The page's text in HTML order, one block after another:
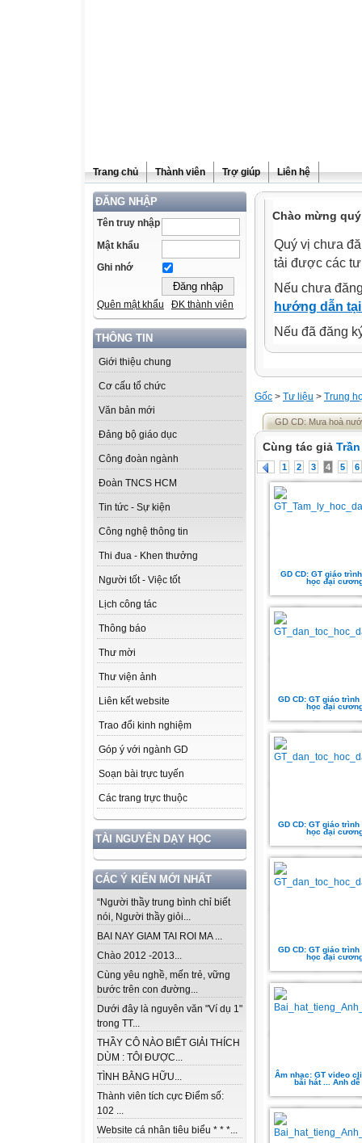
Trang chủ Thành viên Trợ giúp Liên hệ
ĐĂNG NHẬP
Tên truy nhập
Mật khẩu
Ghi nhớ
Quên mật khẩu ĐK thành viên
THÔNG TIN
Giới thiệu chung
Cơ cấu tổ chức
Văn bản mới
Đảng bộ giáo dục
Công đoàn ngành
Đoàn TNCS HCM
Tin tức - Sự kiện
Công nghệ thông tin
Thi đua - Khen thưởng
Người tốt - Việc tốt
Lịch công tác
Thông báo
Thư mời
Thư viện ảnh
Liên kết website
Trao đổi kinh nghiệm
Góp ý với ngành GD
Soạn bài trực tuyến
Các trang trực thuộc
TÀI NGUYÊN DẠY HỌC
CÁC Ý KIẾN MỚI NHẤT
“Người thầy trung bình chỉ biết
nói, Người thầy giỏi...
BAI NAY GIAM TAI ROI MA ...
Chào 2012 -2013...
Cùng yêu nghề, mến trẻ, vững
bước trên con đường...
Dưới đây là nguyên văn "Ví dụ 1"
trong TT...
THẦY CÔ NÀO BIẾT GIẢI THÍCH
DÙM : TÔI ĐƯỢC...
TÌNH BẰNG HỮU...
Thành viên tích cực Điểm số:
102 ...
Website cá nhân tiêu biểu * * *...
Chào mừng
Quý vị chưa
tải được các
Nếu chưa
hướng dẫn
Nếu đã đăng
Gốc > Tư liệu > Trung
GD CD: Mưa hoà
Cùng tác giả
1 2 3 4 5 6
GD CD: GT giáo
học đại
GD CD: GT giáo
học đại
GD CD: GT giáo
học đại
GD CD: GT giáo
học đại
Âm nhạc: GT video
bài hát ... Anh dễ